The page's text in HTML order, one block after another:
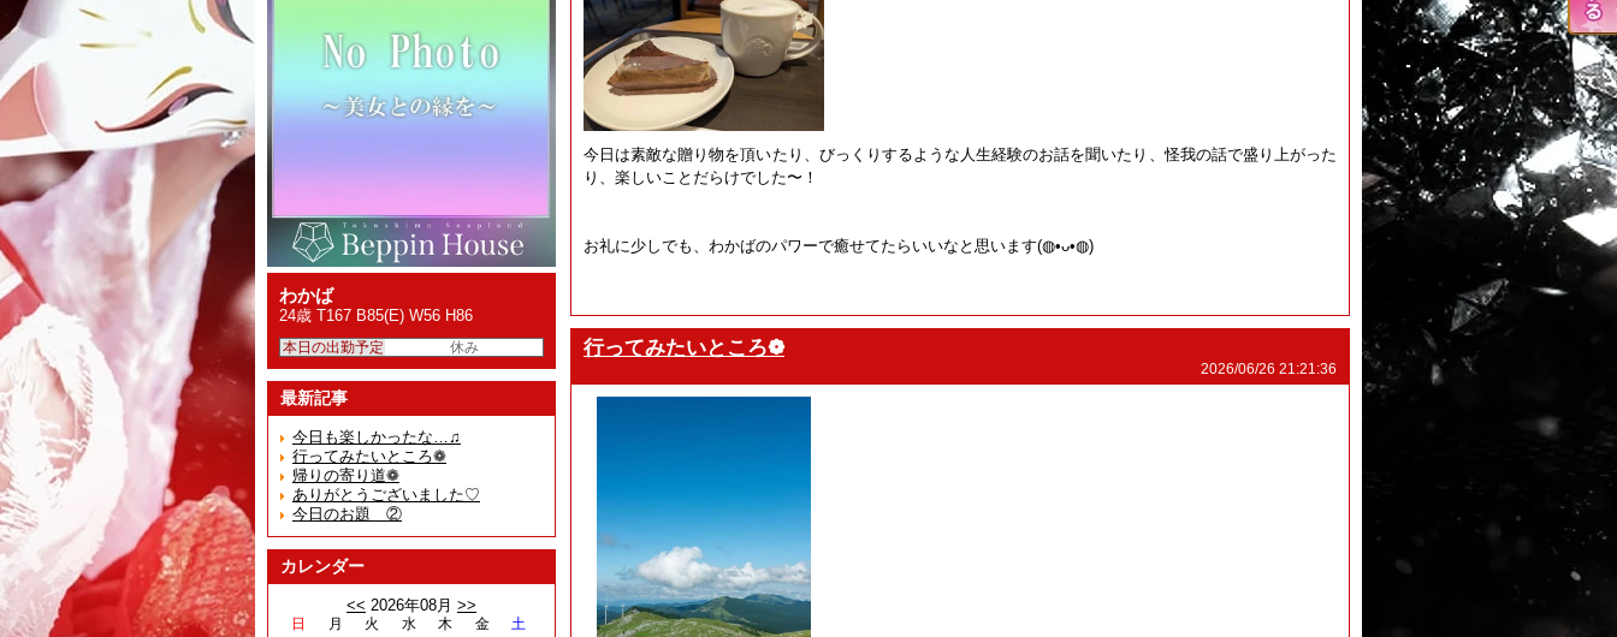
わかば
24歳 T167 B85(E) W56 H86
本日の出勤予定 休み
最新記事
今日も楽しかったな…♫
行ってみたいところ❁
帰りの寄り道❁
ありがとうございました♡
今日のお題 ②
カレンダー
<< 2026年08月 >>
日 月 火 水 木 金
土
今日は素敵な贈り物を頂いたり、びっくりするような人生経験のお話を聞いたり、怪我の話で盛り上がった
り、楽しいことだらけでした〜！
お礼に少しでも、わかばのパワーで癒せてたらいいなと思います(⁠◍⁠•⁠ᴗ⁠•⁠◍⁠)
行ってみたいところ❁
2026/06/26 21:21:36